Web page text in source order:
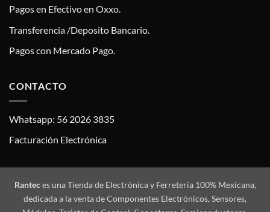
Pagos en Efectivo en Oxxo.
Transferencia /Deposito Bancario.
Pagos con Mercado Pago.
CONTACTO
Whatsapp: 56 2026 3835
Facturación Electrónica
Ranteces una Tienda de Electrónica y Ferretería 100% Mexicana,
dedicada a la venta de Componentes Electrónicos, Sensores,